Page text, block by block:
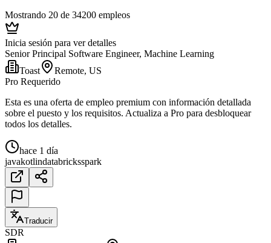
Mostrando 20 de 34200 empleos
Inicia sesión para ver detalles
Senior Principal Software Engineer, Machine Learning
Toast
Remote, US
Pro Requerido
Esta es una oferta de empleo premium con información detallada
sobre el puesto y los requisitos. Actualiza a Pro para desbloquear
todos los detalles.
hace 1 día
javakotlindatabricksspark
Traducir
SDR